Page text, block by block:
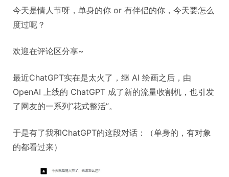
今天是情人节呀，单身的你 or 有伴侣的你，今天要怎么
度过呢？
欢迎在评论区分享~
最近ChatGPT实在是太火了，继 AI 绘画之后，由
OpenAI 上线的 ChatGPT 成了新的流量收割机，也引发
了网友的一系列“花式整活”。
于是有了我和ChatGPT的这段对话：（单身的，有对象
的都看过来）